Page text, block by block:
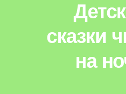
МОИ СКАЗКИ ПРО
ДЕТЯМ 3-4-5 ЛЕТ
МОИ СКАЗКИ ПРО
сказки
на